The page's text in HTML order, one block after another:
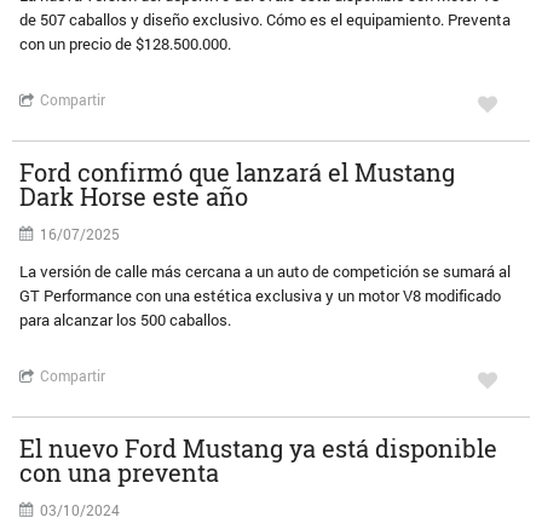
de 507 caballos y diseño exclusivo. Cómo es el equipamiento. Preventa
con un precio de $128.500.000.
Compartir
Ford confirmó que lanzará el Mustang
Dark Horse este año
16/07/2025
La versión de calle más cercana a un auto de competición se sumará al
GT Performance con una estética exclusiva y un motor V8 modificado
para alcanzar los 500 caballos.
Compartir
El nuevo Ford Mustang ya está disponible
con una preventa
03/10/2024